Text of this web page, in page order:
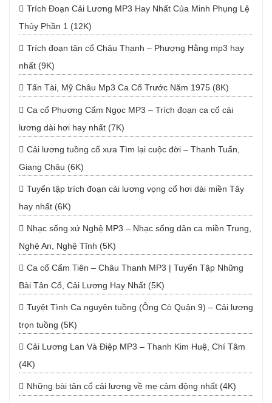
Trích Đoạn Cải Lương MP3 Hay Nhất Của Minh Phụng Lệ
Thủy Phần 1 (12K)
Trích đoạn tân cổ Châu Thanh – Phượng Hằng mp3 hay
nhất (9K)
Tấn Tài, Mỹ Châu Mp3 Ca Cổ Trước Năm 1975 (8K)
Ca cổ Phương Cẩm Ngọc MP3 – Trích đoạn ca cổ cải
lương dài hơi hay nhất (7K)
Cải lương tuồng cổ xưa Tìm lại cuộc đời – Thanh Tuấn,
Giang Châu (6K)
Tuyển tập trích đoạn cải lương vọng cổ hơi dài miền Tây
hay nhất (6K)
Nhạc sống xứ Nghệ MP3 – Nhạc sống dân ca miền Trung,
Nghệ An, Nghệ Tĩnh (5K)
Ca cổ Cẩm Tiên – Châu Thanh MP3 | Tuyển Tập Những
Bài Tân Cổ, Cải Lương Hay Nhất (5K)
Tuyệt Tình Ca nguyên tuồng (Ông Cò Quận 9) – Cải lương
trọn tuồng (5K)
Cải Lương Lan Và Điệp MP3 – Thanh Kim Huệ, Chí Tâm
(4K)
Những bài tân cổ cải lương về mẹ cảm động nhất (4K)